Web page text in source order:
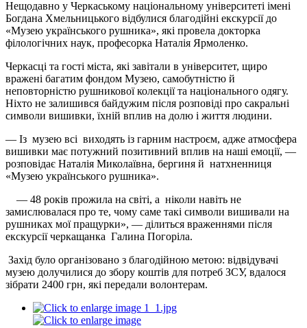
Нещодавно у Черкаському національному університеті імені
Богдана Хмельницького відбулися благодійні екскурсії до
«Музею українського рушника», які провела докторка
філологічних наук, професорка Наталія Ярмоленко.
Черкасці та гості міста, які завітали в університет, щиро
вражені багатим фондом Музею, самобутністю й
неповторністю рушникової колекції та національного одягу.
Ніхто не залишився байдужим після розповіді про сакральні
символи вишивки, їхній вплив на долю і життя людини.
— Із музею всі виходять із гарним настроєм, адже атмосфера
вишивки має потужний позитивний вплив на наші емоції, —
розповідає Наталія Миколаївна, бергиня й натхненниця
«Музею українського рушника».
— 48 років прожила на світі, а ніколи навіть не
замислювалася про те, чому саме такі символи вишивали на
рушниках мої пращурки», — ділиться враженнями після
екскурсії черкащанка Галина Погоріла.
Захід було організовано з благодійною метою: відвідувачі
музею долучилися до збору коштів для потреб ЗСУ, вдалося
зібрати 2400 грн, які передали волонтерам.